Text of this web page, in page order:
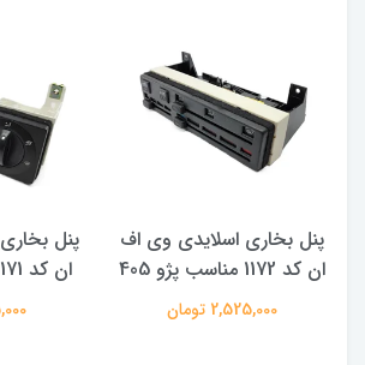
پنل بخاری اسلایدی وی اف
ان کد 1172 مناسب پژو 405
2,525,000 تومان
پنل
ان کد 1171 مناسب پژو 405